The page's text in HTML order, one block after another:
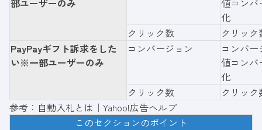
部ユーザーのみ
値コンバ
化
クリック数
クリッ
PayPayギフト訴求をした
い※一部ユーザーのみ
コンバージョン
コンバ
値コンバ
化
クリック数
クリッ
参考： 自動入札とは｜Yahoo!広告ヘルプ
このセクションのポイント